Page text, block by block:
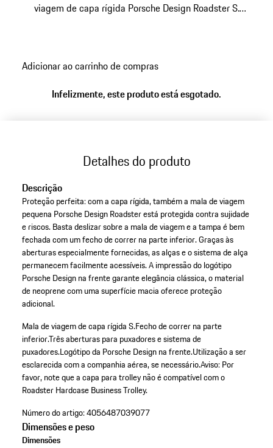
viagem de capa rígida Porsche Design Roadster S.
Adicionar ao carrinho de compras
Infelizmente, este produto está esgotado.
Detalhes do produto
Descrição
Proteção perfeita: com a capa rígida, também a mala de viagem
pequena Porsche Design Roadster está protegida contra sujidade
e riscos. Basta deslizar sobre a mala de viagem e a tampa é bem
fechada com um fecho de correr na parte inferior. Graças às
aberturas especialmente fornecidas, as alças e o sistema de alça
permanecem facilmente acessíveis. A impressão do logótipo
Porsche Design na frente garante elegância clássica, o material
de neoprene com uma superfície macia oferece proteção
adicional.
Mala de viagem de capa rígida S.Fecho de correr na parte
inferior.Três aberturas para puxadores e sistema de
puxadores.Logótipo da Porsche Design na frente.Utilização a ser
esclarecida com a companhia aérea, se necessário.Aviso: Por
favor, note que a capa para trolley não é compatível com o
Roadster Hardcase Business Trolley.
Número do artigo:4056487039077
Dimensões e peso
Dimensões